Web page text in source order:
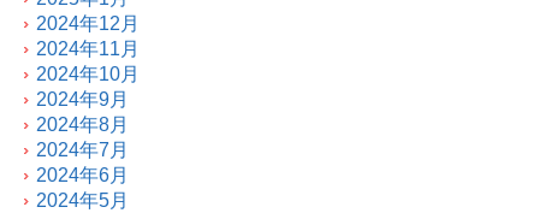
2024年12月
2024年11月
2024年10月
2024年9月
2024年8月
2024年7月
2024年6月
2024年5月